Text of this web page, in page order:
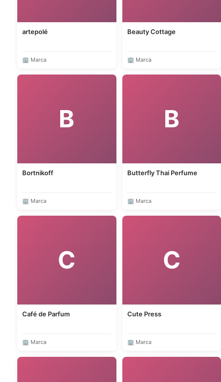
artepolé
🏢 Marca
Beauty Cottage
🏢 Marca
B
Bortnikoff
🏢 Marca
B
Butterfly Thai Perfume
🏢 Marca
C
Café de Parfum
🏢 Marca
C
Cute Press
🏢 Marca